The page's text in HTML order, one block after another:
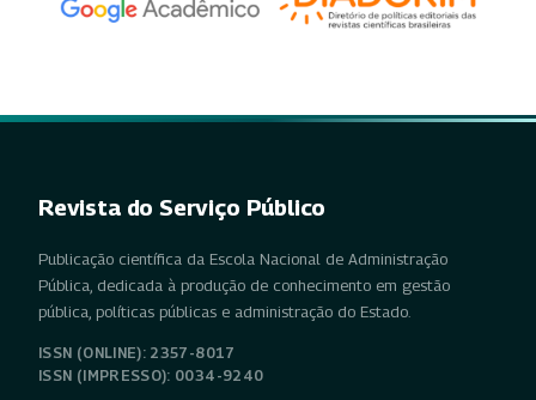
Revista do Serviço Público
Publicação científica da Escola Nacional de Administração
Pública, dedicada à produção de conhecimento em gestão
pública, políticas públicas e administração do Estado.
ISSN (ONLINE): 2357-8017
ISSN (IMPRESSO): 0034-9240